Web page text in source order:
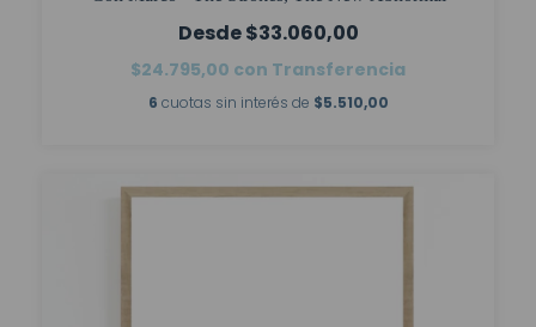
$33.060,00
$24.795,00 con Transferencia
6 cuotas sin interés de $5.510,00